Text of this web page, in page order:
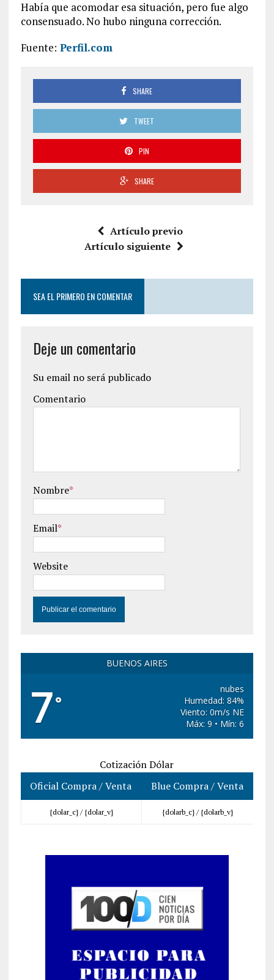
Había que acomodar esa situación, pero fue algo
consensuado. No hubo ninguna corrección.
Fuente: Perfil.com
SHARE
TWEET
PIN
SHARE
Artículo previo
Artículo siguiente
SEA EL PRIMERO EN COMENTAR
Deje un comentario
Su email no será publicado
Comentario
Nombre*
Email*
Website
BUENOS AIRES
7°
nubes
Humedad: 84%
Viento: 0m/s NE
Máx: 9 • Mín: 6
Cotización Dólar
Oficial Compra / Venta
Blue Compra / Venta
{dolar_c} / {dolar_v} {dolarb_c} / {dolarb_v}